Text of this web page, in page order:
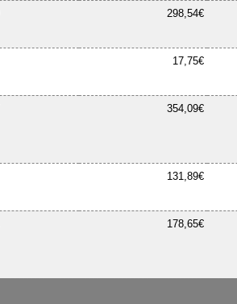
298,54€
17,75€
354,09€
131,89€
178,65€